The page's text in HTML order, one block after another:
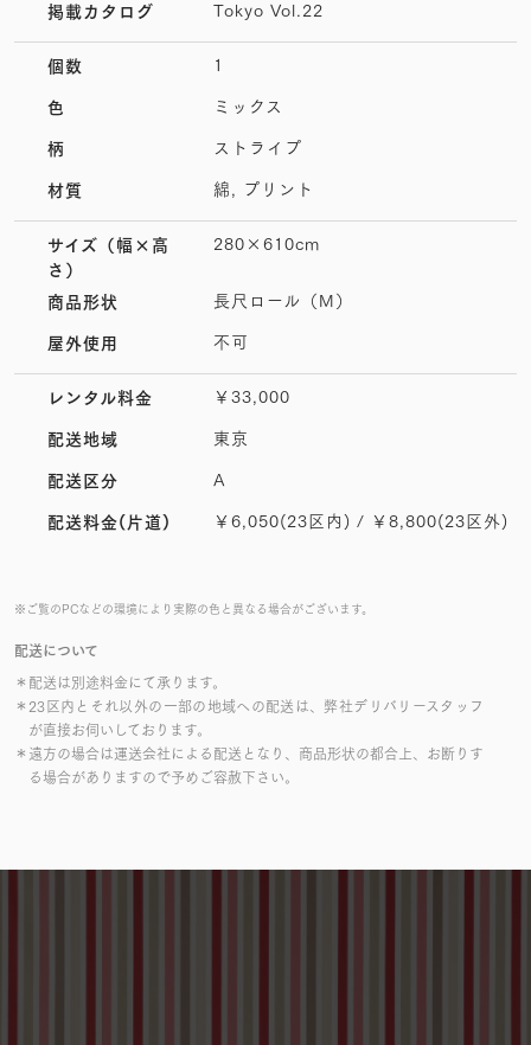
※ご覧のPCなどの環境により実際の色と異なる場合がございます。
配送について
＊配送は別途料金にて承ります。
＊23区内とそれ以外の一部の地域への配送は、弊社デリバリースタッフ
が直接お伺いしております。
＊遠方の場合は運送会社による配送となり、商品形状の都合上、お断りす
る場合がありますので予めご容赦下さい。
掲載カタログ Tokyo Vol.22
個数 1
色 ミックス
柄 ストライプ
材質 綿, プリント
サイズ （幅×高
さ）
280×610cm
商品形状 長尺ロール（M）
屋外使用 不可
レンタル料金 ￥33,000
配送地域 東京
配送区分 A
配送料金(片道) ￥6,050(23区内) / ￥8,800(23区外)